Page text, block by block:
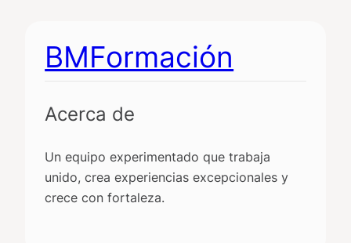
contenido
BMFormación
Acerca de
Un equipo experimentado que trabaja
unido, crea experiencias excepcionales y
crece con fortaleza.